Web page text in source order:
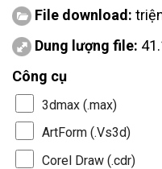
File download:
Dung lượng file:
Công cụ
3dmax (.max)
ArtForm (.Vs3d)
Corel Draw (.cdr)